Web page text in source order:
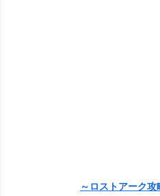
～ロストアーク